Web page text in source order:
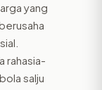
yang
rahasia-
salju